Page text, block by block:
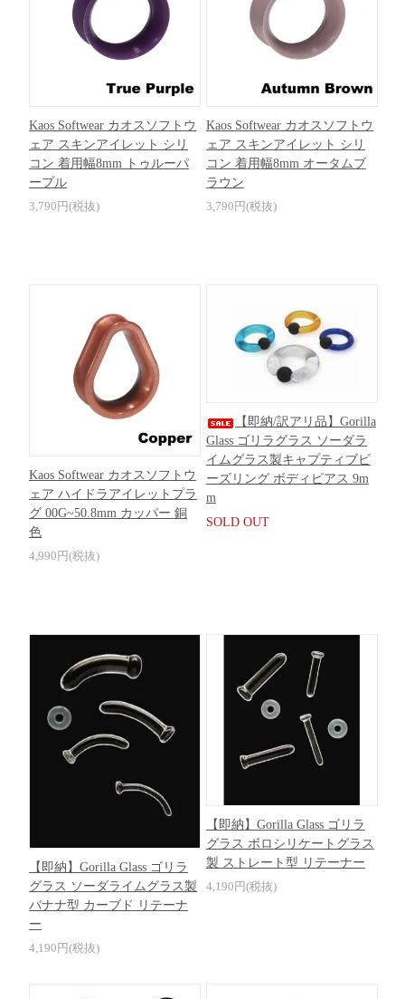
Kaos Softwear カオスソフトウ
ェア スキンアイレット シリ
コン 着用幅8mm トゥルーパ
ープル
3,790円(税抜)
Kaos Softwear カオスソフトウ
ェア スキンアイレット シリ
コン 着用幅8mm オータムブ
ラウン
3,790円(税抜)
Kaos Softwear カオスソフトウ
ェア ハイドラアイレットプラ
グ 00G~50.8mm カッパー 銅
色
4,990円(税抜)
【即納/訳アリ品】Gorilla
Glass ゴリラグラス ソーダラ
イムグラス製キャプティブビ
ーズリング ボディピアス 9m
m
SOLD OUT
【即納】Gorilla Glass ゴリラ
グラス ソーダライムグラス製
バナナ型 カーブド リテーナ
ー
4,190円(税抜)
【即納】Gorilla Glass ゴリラ
グラス ボロシリケートグラス
製 ストレート型 リテーナー
4,190円(税抜)